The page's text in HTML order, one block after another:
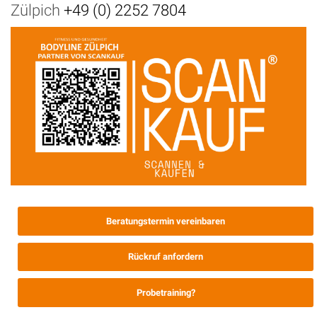
Zülpich +49 (0) 2252 7804
Beratungstermin vereinbaren
Rückruf anfordern
Probetraining?